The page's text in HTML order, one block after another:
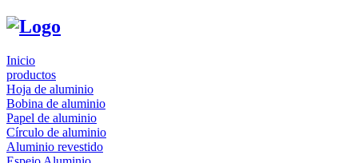
Inicio
productos
Hoja de aluminio
Bobina de aluminio
Papel de aluminio
Círculo de aluminio
Aluminio revestido